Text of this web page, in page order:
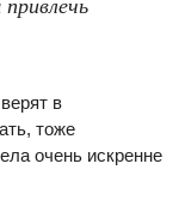
в
тоже
очень искренне